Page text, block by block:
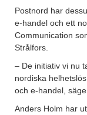
Postnord har
e-handel och ett
Communication
Strålfors.
– De initiativ vi nu
nordiska
och e-handel,
Anders Holm har